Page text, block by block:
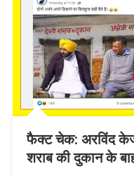
फैक्ट चेक: अरविंद
शराब की दुकान के